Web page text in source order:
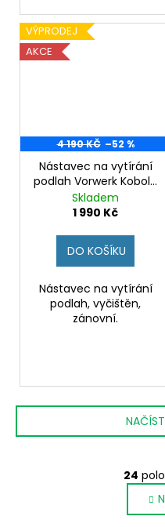
VÝPRODEJ
AKCE
4 190 KČ –52 %
Nástavec na vytírání
podlah Vorwerk Kobold
SP530
Skladem
1 990 Kč
DO KOŠÍKU
Nástavec na vytírání
podlah, vyčištěn,
zánovní.
24